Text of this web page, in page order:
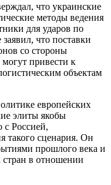
что украинские
методы ведения
для ударов по
что поставки
со стороны
привести к
объектам
европейских
элиты якобы
с Россией,
такого сценария. Он
прошлого века и
стран в отношении